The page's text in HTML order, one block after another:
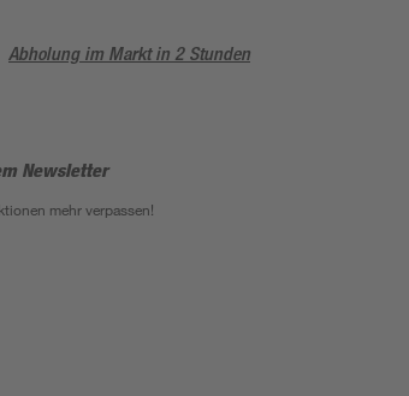
Abholung im Markt in 2 Stunden
Newsletter
mehr verpassen!